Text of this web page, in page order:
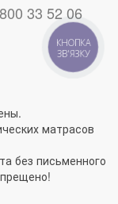
33 52 06
матрасов
без письменного
КНОПКА
ЗВ'ЯЗКУ